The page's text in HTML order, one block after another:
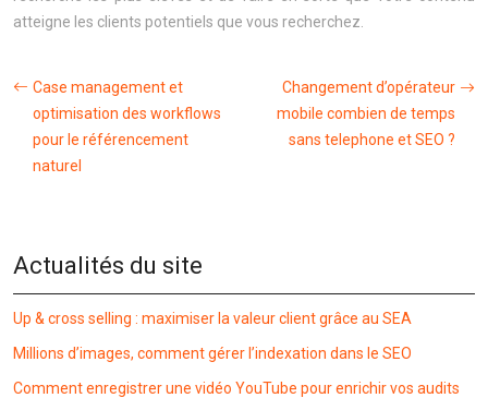
atteigne les clients potentiels que vous recherchez.
Case management et
optimisation des workflows
pour le référencement
naturel
Changement d’opérateur
mobile combien de temps
sans telephone et SEO ?
Actualités du site
Up & cross selling : maximiser la valeur client grâce au SEA
Millions d’images, comment gérer l’indexation dans le SEO
Comment enregistrer une vidéo YouTube pour enrichir vos audits